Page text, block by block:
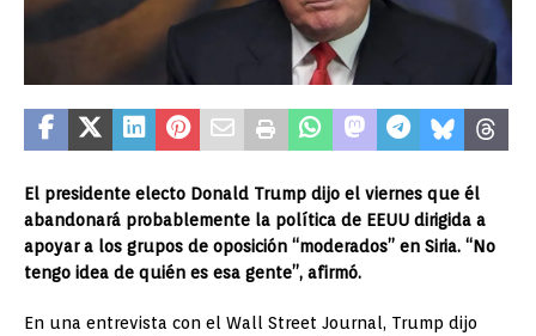
El presidente electo Donald Trump dijo el viernes que él
abandonará probablemente la política de EEUU dirigida a
apoyar a los grupos de oposición “moderados” en Siria. “No
tengo idea de quién es esa gente”, afirmó.
En una entrevista con el Wall Street Journal, Trump dijo